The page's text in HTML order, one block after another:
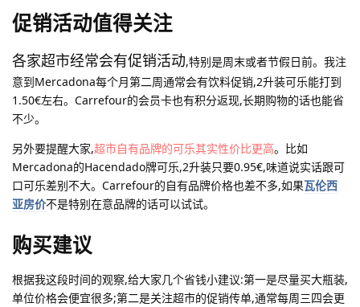
促销活动值得关注
各家超市经常会有促销活动,特别是周末或者节假日前。我注
意到Mercadona每个月第二周通常会有饮料促销,2升装可乐能打到
1.50€左右。Carrefour的会员卡也有积分返现,长期购物的话也能省
不少。
另外要提醒大家,超市自有品牌的可乐其实性价比更高。比如
Mercadona的Hacendado牌可乐,2升装只要0.95€,味道说实话跟可
口可乐差别不大。Carrefour的自有品牌价格也差不多,如果瓦伦西
亚房价不是特别在意品牌的话可以试试。
购买建议
根据我这段时间的观察,给大家几个省钱小建议:第一是尽量买大瓶装,
单位价格会便宜很多;第二是关注超市的促销传单,通常每周三四会更